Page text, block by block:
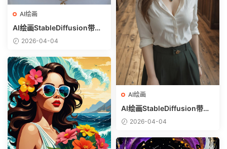
AI绘画
AI绘画StableDiffusion带信
息样图（civitai.com网站精
2026-04-04
AI绘画
AI绘画StableDiffusion带信
息样图（civitai.com网站精
2026-04-04